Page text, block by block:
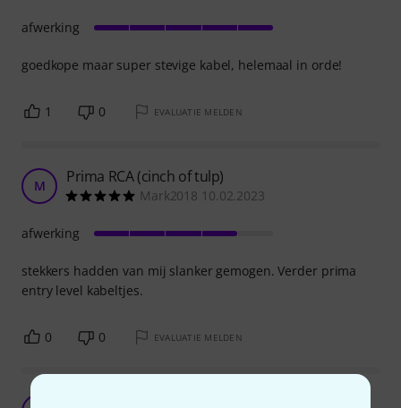
goedkope maar super stevige kabel, helemaal in orde!
afwerking
1 0 EVALUATIE MELDEN
M Prima RCA (cinch of tulp)
Mark2018 10.02.2023
stekkers hadden van mij slanker gemogen. Verder prima
entry level kabeltjes.
afwerking
0 0 EVALUATIE MELDEN